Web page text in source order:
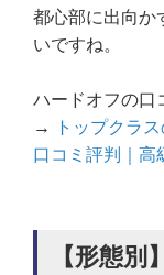
都心部に出向か
いですね。
ハードオフの口
→
トップクラ
口コミ評判｜高
【形態